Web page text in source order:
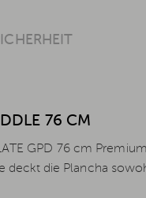
76 CM
GPD 76 cm
deckt die Plancha